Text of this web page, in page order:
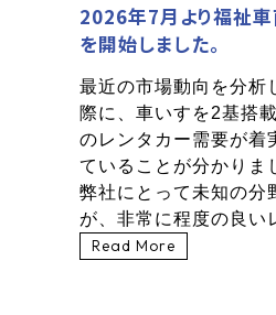
2026年7月より福祉
を開始しました。
最近の市場動向を分析
際に、車いすを2基搭
のレンタカー需要が着
ていることが分かりま
弊社にとって未知の分
が、非常に程度の良い
Read More